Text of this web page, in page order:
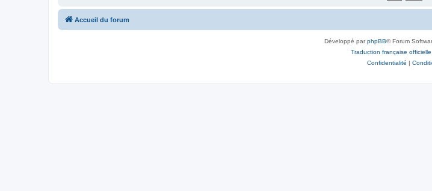
Accueil du forum
Développé parphpBB® Forum
Traduction française officielle
Confidentialité |